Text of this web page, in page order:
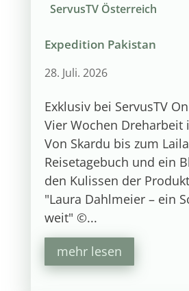
ServusTV Österreich
Expedition Pakistan
28. Juli. 2026
Exklusiv bei ServusTV
Vier Wochen Dreharbeit
Von Skardu bis zum
Reisetagebuch und ein
den Kulissen der
"Laura Dahlmeier – ein
weit" ©...
mehr lesen